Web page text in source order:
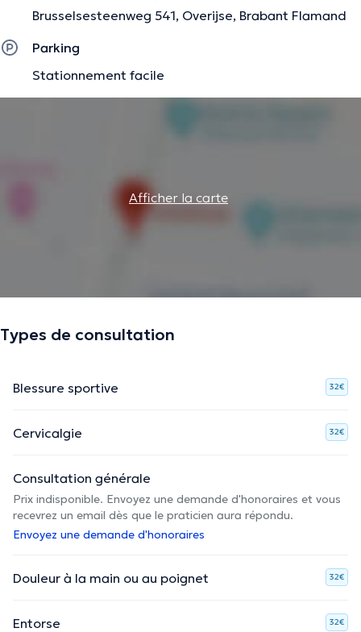
Brusselsesteenweg 541, Overijse, Brabant Flamand
Parking
Stationnement facile
Afficher la carte
Types de consultation
Blessure sportive 32€
Cervicalgie 32€
Consultation générale
Prix indisponible. Envoyez une demande d'honoraires et vous
recevrez un email dès que le praticien aura répondu.
Envoyez une demande d'honoraires
Douleur à la main ou au poignet 32€
Entorse 32€